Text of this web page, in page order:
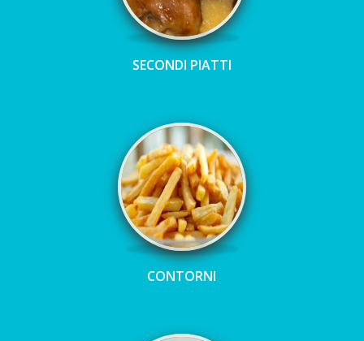
SECONDI PIATTI
CONTORNI